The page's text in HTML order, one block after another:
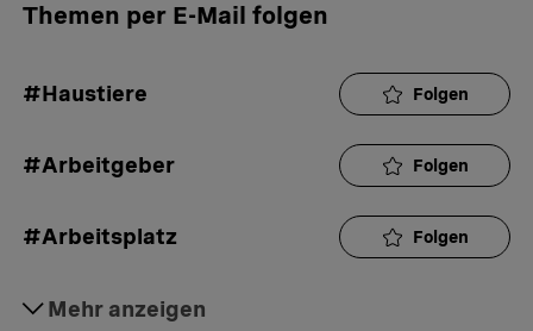
Themen per E-Mail folgen
#Haustiere Folgen
#Arbeitgeber Folgen
#Arbeitsplatz Folgen
Mehr anzeigen
#Arbeitsrecht